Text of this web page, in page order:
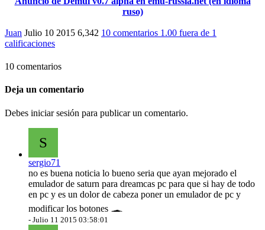
ruso)
Juan Julio 10 2015 6,342 10 comentarios 1.00 fuera de 1
calificaciones
10 comentarios
Deja un comentario
Debes iniciar sesión para publicar un comentario.
S
sergio71
no es buena noticia lo bueno seria que ayan mejorado el
emulador de saturn para dreamcas pc para que si hay de todo
en pc y es un dolor de cabeza poner un emulador de pc y
modificar los botones
- Julio 11 2015 03:58:01